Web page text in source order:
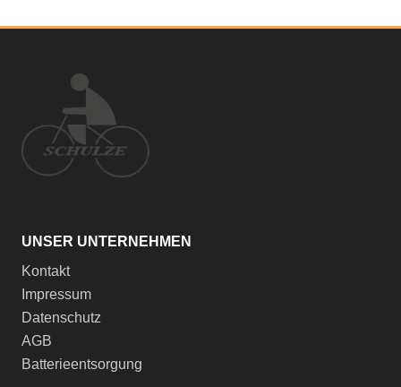
UNSER UNTERNEHMEN
Kontakt
Impressum
Datenschutz
AGB
Batterieentsorgung